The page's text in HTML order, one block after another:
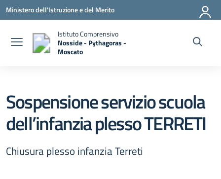
Vai ai contenuti
Vai al menu di navigazione
Vai al footer
Ministero dell'Istruzione e del Merito
Istituto Comprensivo
Nosside - Pythagoras -
Moscato
Sospensione servizio scuola
dell’infanzia plesso TERRETI
Chiusura plesso infanzia Terreti